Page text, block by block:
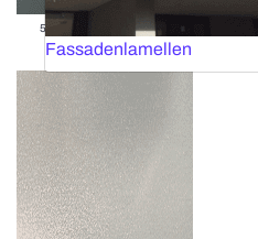
Fassadenlamellen
50mm Ral 7004 extra matt